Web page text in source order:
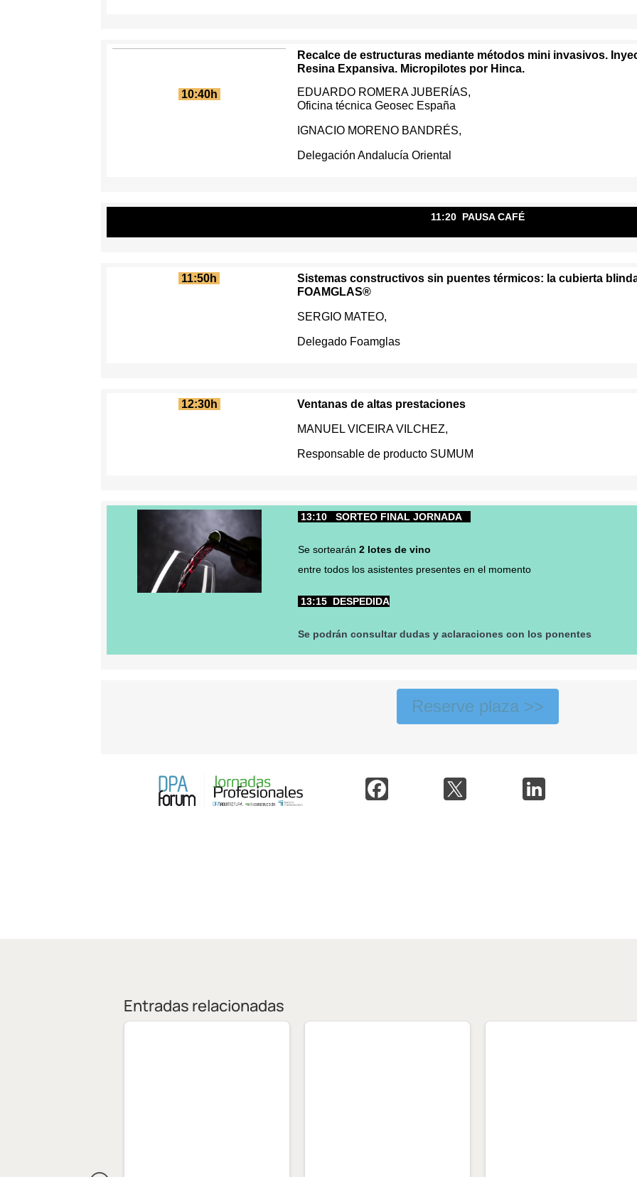
10:40h
Recalce de estructuras mediante métodos mini invasivos.
Resina Expansiva. Micropilotes por Hinca.
EDUARDO ROMERA JUBERÍAS,
Oficina técnica Geosec España
IGNACIO MORENO BANDRÉS,
Delegación Andalucía Oriental
11:20 PAUSA CAFÉ
11:50h
Sistemas constructivos sin puentes térmicos: la cubierta
FOAMGLAS®
SERGIO MATEO,
Delegado Foamglas
12:30h Ventanas de altas prestaciones
MANUEL VICEIRA VILCHEZ,
Responsable de producto SUMUM
13:10 SORTEO FINAL JORNADA
Se sortearán2 lotes de vino
entre todos los asistentes presentes en el momento
13:15 DESPEDIDA
Se podrán consultar dudas y aclaraciones con los ponentes
Reserve plaza >>
Entradas relacionadas